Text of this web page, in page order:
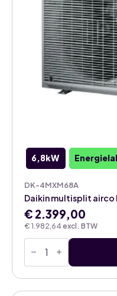
6,8kW
DK-4MXM68A
€ 1.982,64 excl. BTW
Daikin multisplit airco
€ 2.399,00
Daikin
multisplit
buitenunit
4MXM68A
aantal